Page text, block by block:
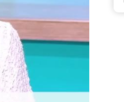
La sieste empêche-t-elle